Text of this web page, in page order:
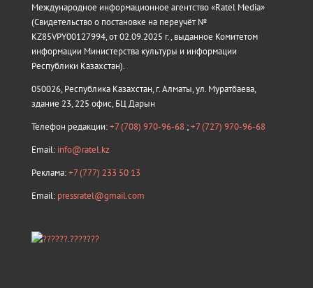
Международное информационное агентство «Ratel Media»
(Свидетельство о постановке на переучёт №
KZ85VPY00127994, от 02.09.2025 г., выданное Комитетом
информации Министерства культуры и информации
Республики Казахстан).
050026, Республика Казахстан, г. Алматы, ул. Муратбаева,
здание 23, 225 офис, БЦ Дарын
Телефон редакции:+7 (708) 970-96-68 ;+7 (727) 970-96-68
Email: info@ratel.kz
Реклама:+7 (777) 233 50 13
Email: pressratel@gmail.com